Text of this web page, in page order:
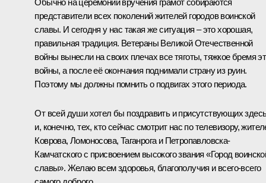
представители всех поколений жителей городов воинской
славы. И сегодня у нас такая же ситуация – это хорошая,
правильная традиция. Ветераны Великой Отечественной
войны вынесли на своих плечах все тяготы, тяжкое бремя
войны, а после её окончания поднимали страну из руин.
Поэтому мы должны помнить о подвигах этого периода.
От всей души хотел бы поздравить и присутствующих
и, конечно, тех, кто сейчас смотрит нас по телевизору,
Коврова, Ломоносова, Таганрога и Петропавловска-
Камчатского с присвоением высокого звания «Город
славы». Желаю всем здоровья, благополучия и всего-всего